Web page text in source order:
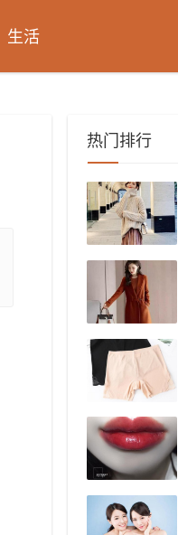
生活
热门排行